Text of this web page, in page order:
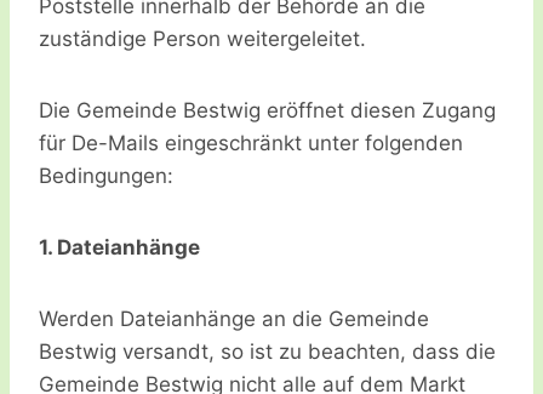
Poststelle innerhalb der Behörde an die
zuständige Person weitergeleitet.
Die Gemeinde Bestwig eröffnet diesen Zugang
für De-Mails eingeschränkt unter folgenden
Bedingungen:
1. Dateianhänge
Werden Dateianhänge an die Gemeinde
Bestwig versandt, so ist zu beachten, dass die
Gemeinde Bestwig nicht alle auf dem Markt